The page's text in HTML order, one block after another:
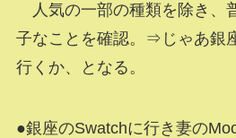
人気の一部の種類を除き、
子なことを確認。⇒じゃあ銀
行くか、となる。
●銀座のSwatchに行き妻の